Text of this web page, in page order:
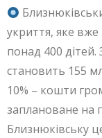
укриття, яке
понад 400
становить 155
10% – кошти
заплановане на
Близнюківську